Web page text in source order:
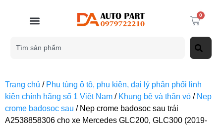
0
Trang chủ / Phụ tùng ô tô, phụ kiện, đại lý phân phối linh
kiện chính hãng số 1 Việt Nam / Khung bệ và thân vỏ / Nẹp
crome badosoc sau / Nẹp crome badosoc sau trái
A2538858306 cho xe Mercedes GLC200, GLC300 (2019-